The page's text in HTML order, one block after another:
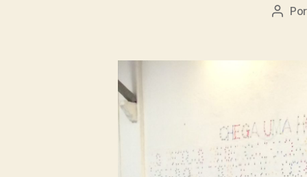
Autor
Por